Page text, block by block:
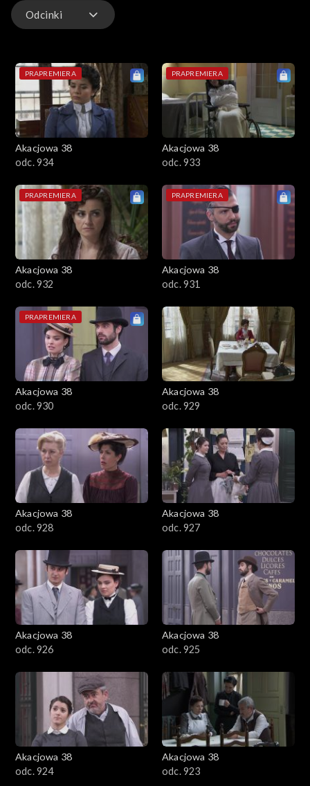
Odcinki
PRAPREMIERA
Akacjowa 38
odc. 934
PRAPREMIERA
Akacjowa 38
odc. 933
PRAPREMIERA
Akacjowa 38
odc. 932
PRAPREMIERA
Akacjowa 38
odc. 931
PRAPREMIERA
Akacjowa 38
odc. 930
Akacjowa 38
odc. 929
Akacjowa 38
odc. 928
Akacjowa 38
odc. 927
Akacjowa 38
odc. 926
Akacjowa 38
odc. 925
Akacjowa 38
odc. 924
Akacjowa 38
odc. 923